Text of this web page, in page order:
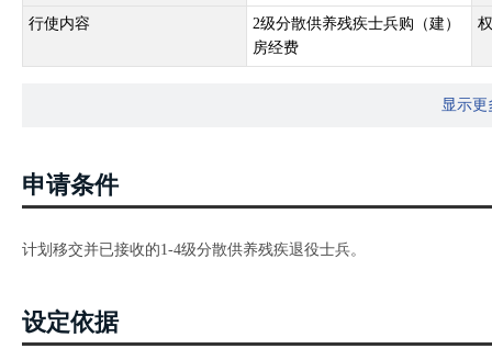
行使内容
2级分散供养残疾士兵购（建）
房经费
显示更
申请条件
计划移交并已接收的1-4级分散供养残疾退役士兵。
设定依据